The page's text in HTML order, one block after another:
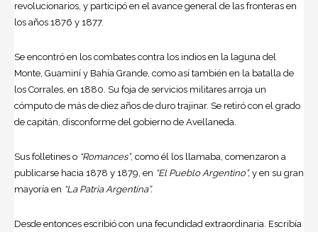
revolucionarios, y participó en el avance general de las fronteras en
los años 1876 y 1877.
Se encontró en los combates contra los indios en la laguna del
Monte, Guaminí y Bahía Grande, como así también en la batalla de
los Corrales, en 1880. Su foja de servicios militares arroja un
cómputo de más de diez años de duro trajinar. Se retiró con el grado
de capitán, disconforme del gobierno de Avellaneda.
Sus folletines o “Romances”, como él los llamaba, comenzaron a
publicarse hacia 1878 y 1879, en “El Pueblo Argentino”, y en su gran
mayoría en “La Patria Argentina”.
Desde entonces escribió con una fecundidad extraordinaria. Escribía